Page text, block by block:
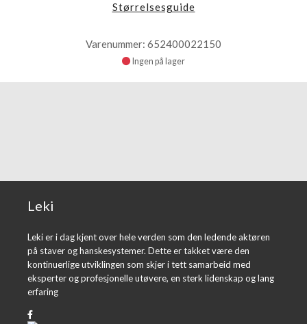
Størrelsesguide
Varenummer: 652400022150
Ingen på lager
Leki
Leki er i dag kjent over hele verden som den ledende aktøren
på staver og hanskesystemer. Dette er takket være den
kontinuerlige utviklingen som skjer i tett samarbeid med
eksperter og profesjonelle utøvere, en sterk lidenskap og lang
erfaring